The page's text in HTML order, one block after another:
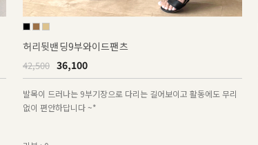
허리뒷밴딩9부와이드팬츠
42,500 36,100
발목이 드러나는 9부기장으로 다리는 길어보이고 활동에도 무리
없이 편안하답니다 ~*